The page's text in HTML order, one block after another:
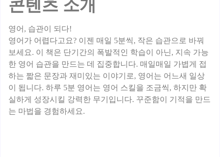
콘텐츠 소개
영어, 습관이 되다!
영어가 어렵다고요? 이젠 매일 5분씩, 작은 습관으로 바꿔
보세요. 이 책은 단기간의 폭발적인 학습이 아닌, 지속 가능
한 영어 습관을 만드는 데 집중합니다. 매일매일 가볍게 접
하는 짧은 문장과 재미있는 이야기로, 영어는 어느새 일상
이 됩니다. 하루 5분 영어는 영어 스킬을 조금씩, 하지만 확
실하게 성장시킬 강력한 무기입니다. 꾸준함이 기적을 만드